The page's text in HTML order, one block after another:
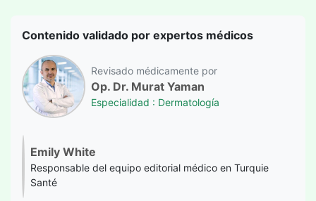
Contenido validado por expertos médicos
Revisado médicamente por
Op. Dr. Murat Yaman
Especialidad : Dermatología
Emily White
Responsable del equipo editorial médico en Turquie
Santé